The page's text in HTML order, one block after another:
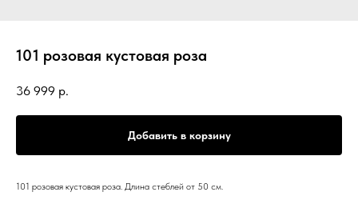
101 розовая кустовая роза
36 999 р.
Добавить в корзину
101 розовая кустовая роза. Длина стеблей от 50 см.